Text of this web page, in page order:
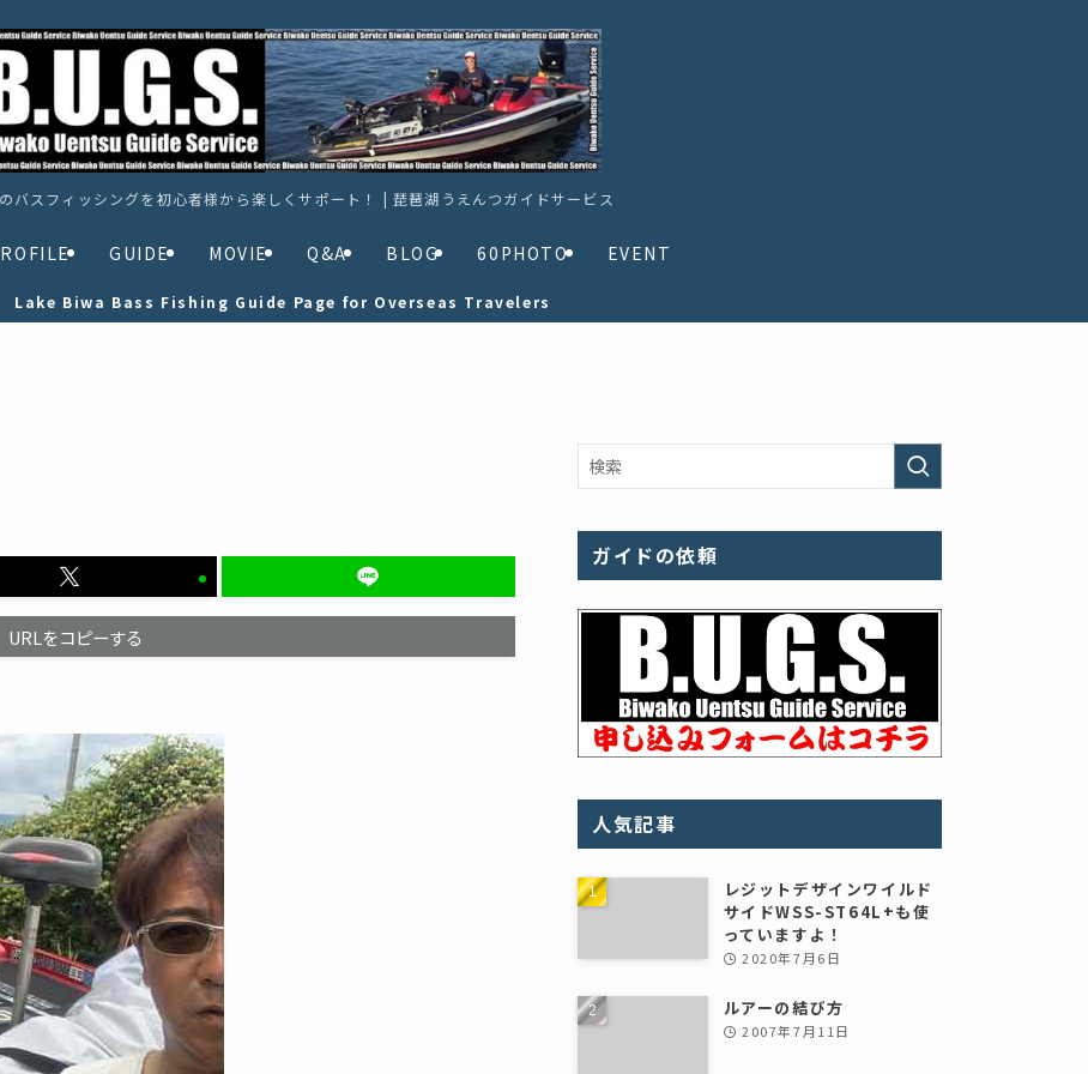
バスフィッシングを初心者様から楽しくサポート！ | 琵琶湖うえんつガイドサービス
GUIDE MOVIE Q&A BLOG 60PHOTO EVENT
Lake Biwa Bass Fishing Guide Page for Overseas Travelers
URLをコピーする
ガイドの依頼
人気記事
レジットデザインワイルド
サイドWSS-ST64L+も使
っていますよ！
2020年7月6日
ルアーの結び方
2007年7月11日